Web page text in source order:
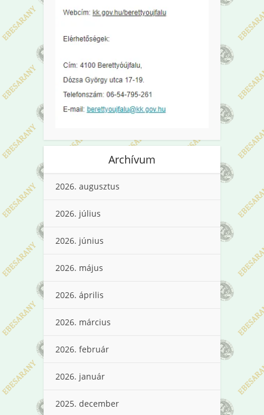
Archívum
2026. augusztus
2026. július
2026. június
2026. május
2026. április
2026. március
2026. február
2026. január
2025. december